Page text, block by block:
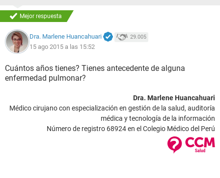
Mejor respuesta
Dra. Marlene Huancahuari 29.005
15 ago 2015 a las 15:52
Cuántos años tienes? Tienes antecedente de alguna
enfermedad pulmonar?
Dra. Marlene Huancahuari
Médico cirujano con especialización en gestión de la salud, auditoría
médica y tecnología de la información
Número de registro 68924 en el Colegio Médico del Perú